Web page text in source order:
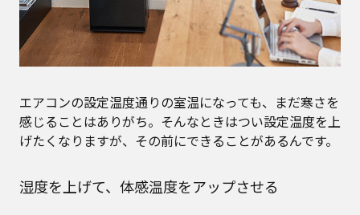
エアコンの設定温度通りの室温になっても、まだ寒さを
感じることはありがち。そんなときはつい設定温度を上
げたくなりますが、その前にできることがあるんです。
湿度を上げて、体感温度をアップさせる